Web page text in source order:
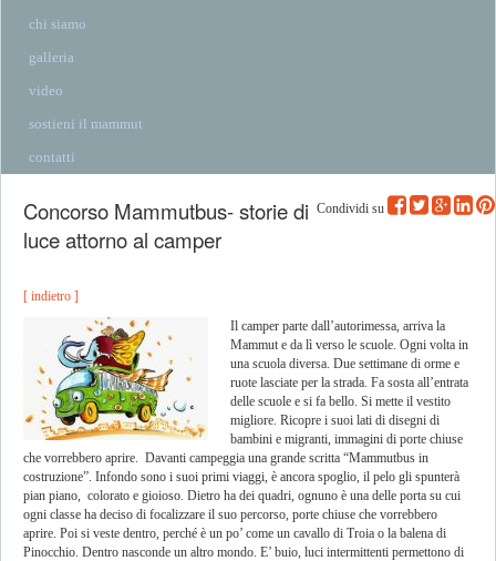
chi siamo
galleria
video
sostieni il mammut
contatti
Condividi su
Concorso Mammutbus- storie di
luce attorno al camper
[ indietro ]
Il camper parte dall’autorimessa, arriva la
Mammut e da lì verso le scuole. Ogni volta in
una scuola diversa. Due settimane di orme e
ruote lasciate per la strada. Fa sosta all’entrata
delle scuole e si fa bello. Si mette il vestito
migliore. Ricopre i suoi lati di disegni di
bambini e migranti, immagini di porte chiuse
che vorrebbero aprire. Davanti campeggia una grande scritta “Mammutbus in
costruzione”. Infondo sono i suoi primi viaggi, è ancora spoglio, il pelo gli spunterà
pian piano, colorato e gioioso. Dietro ha dei quadri, ognuno è una delle porta su cui
ogni classe ha deciso di focalizzare il suo percorso, porte chiuse che vorrebbero
aprire. Poi si veste dentro, perché è un po’ come un cavallo di Troia o la balena di
Pinocchio. Dentro nasconde un altro mondo. E’ buio, luci intermittenti permettono di